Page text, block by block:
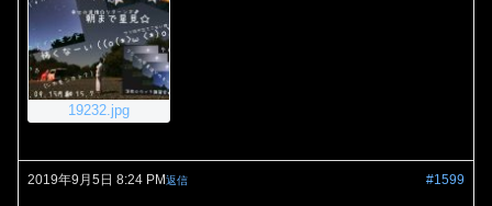
19232.jpg
2019年9月5日 8:24 PM #1599
返信